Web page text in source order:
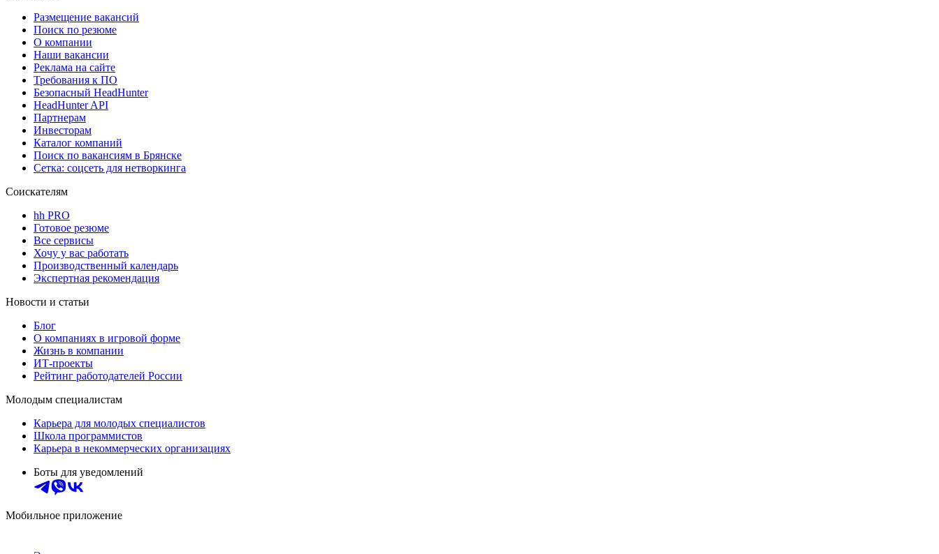
Размещение вакансий
Поиск по резюме
О компании
Наши вакансии
Реклама на сайте
Требования к ПО
Безопасный HeadHunter
HeadHunter API
Партнерам
Инвесторам
Каталог компаний
Поиск по вакансиям в Брянске
Сетка: соцсеть для нетворкинга
Соискателям
hh PRO
Готовое резюме
Все сервисы
Хочу у вас работать
Производственный календарь
Экспертная рекомендация
Новости и статьи
Блог
О компаниях в игровой форме
Жизнь в компании
ИТ-проекты
Рейтинг работодателей России
Молодым специалистам
Карьера для молодых специалистов
Школа программистов
Карьера в некоммерческих организациях
Боты для уведомлений
Мобильное приложение